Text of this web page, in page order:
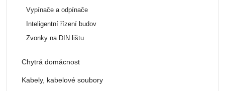
Vypínače a odpínače
Inteligentní řízení budov
Zvonky na DIN lištu
Chytrá domácnost
Kabely, kabelové soubory